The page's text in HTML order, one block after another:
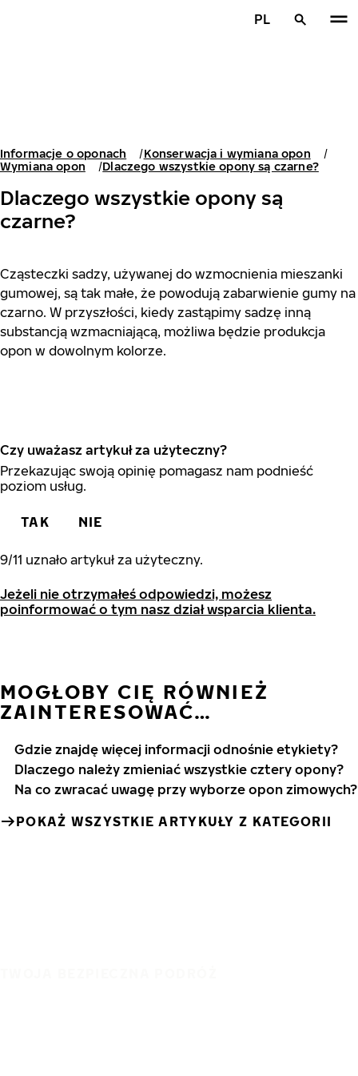
PL
Informacje o oponach
Konserwacja i wymiana opon
Wymiana opon
Dlaczego wszystkie opony są czarne?
Dlaczego wszystkie opony są
czarne?
Cząsteczki sadzy, używanej do wzmocnienia mieszanki
gumowej, są tak małe, że powodują zabarwienie gumy na
czarno. W przyszłości, kiedy zastąpimy sadzę inną
substancją wzmacniającą, możliwa będzie produkcja
opon w dowolnym kolorze.
Czy uważasz artykuł za użyteczny?
Przekazując swoją opinię pomagasz nam podnieść
poziom usług.
TAK NIE
9/11 uznało artykuł za użyteczny.
Jeżeli nie otrzymałeś odpowiedzi, możesz
poinformować o tym nasz dział wsparcia klienta.
MOGŁOBY CIĘ RÓWNIEŻ
ZAINTERESOWAĆ…
Gdzie znajdę więcej informacji odnośnie etykiety?
Dlaczego należy zmieniać wszystkie cztery opony?
Na co zwracać uwagę przy wyborze opon zimowych?
POKAŻ WSZYSTKIE ARTYKUŁY Z KATEGORII